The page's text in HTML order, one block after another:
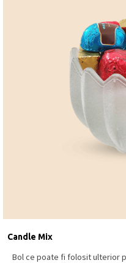
Candle Mix
Bol ce poate fi folosit ulterior